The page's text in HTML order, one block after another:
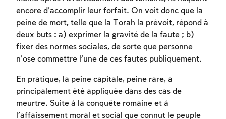
encore d’accomplir leur forfait. On voit donc que la
peine de mort, telle que la Torah la prévoit, répond à
deux buts : a) exprimer la gravité de la faute ; b)
fixer des normes sociales, de sorte que personne
n’ose commettre l’une de ces fautes publiquement.
En pratique, la peine capitale, peine rare, a
principalement été appliquée dans des cas de
meurtre. Suite à la conquête romaine et à
l’affaissement moral et social que connut le peuple
Inscription requise
Afin d'enregistrer ce que vous avez étudié,
vous devez vous connectez ou vous
inscrire.
Inscription Connexion